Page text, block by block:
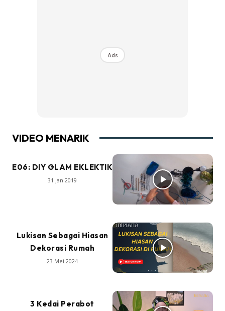
Ads
VIDEO MENARIK
E06: DIY GLAM EKLEKTIK
31 Jan 2019
Lukisan Sebagai Hiasan
Dekorasi Rumah
23 Mei 2024
3 Kedai Perabot